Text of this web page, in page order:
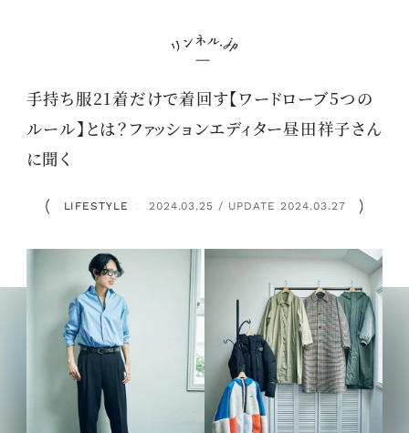
手持ち服21着だけで着回す【ワードローブ5つの
ルール】とは？ファッションエディター昼田祥子さん
に聞く
LIFESTYLE ： 2024.03.25 / UPDATE 2024.03.27